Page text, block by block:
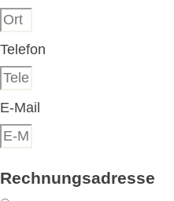
Telefon
E-Mail
Rechnungsadresse